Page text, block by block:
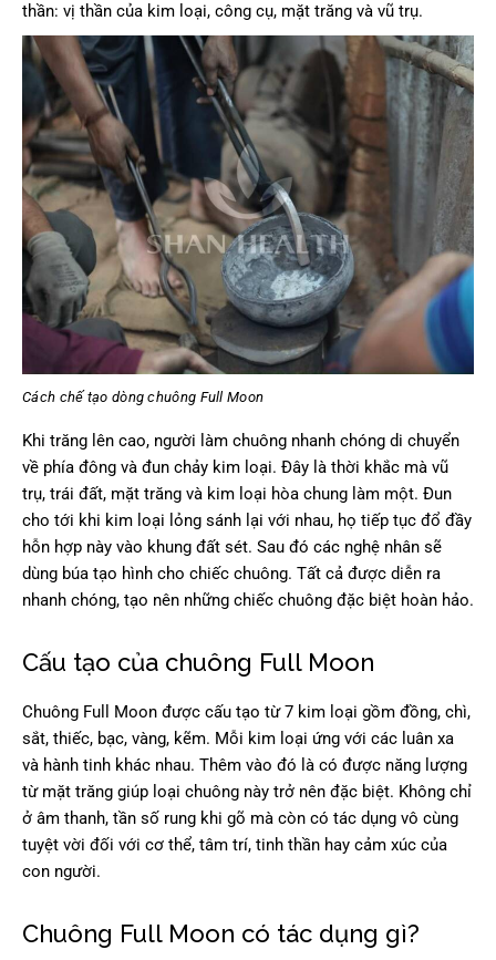
thần: vị thần của kim loại, công cụ, mặt trăng và vũ trụ.
Cách chế tạo dòng chuông Full Moon
Khi trăng lên cao, người làm chuông nhanh chóng di chuyển
về phía đông và đun chảy kim loại. Đây là thời khắc mà vũ
trụ, trái đất, mặt trăng và kim loại hòa chung làm một. Đun
cho tới khi kim loại lỏng sánh lại với nhau, họ tiếp tục đổ đầy
hỗn hợp này vào khung đất sét. Sau đó các nghệ nhân sẽ
dùng búa tạo hình cho chiếc chuông. Tất cả được diễn ra
nhanh chóng, tạo nên những chiếc chuông đặc biệt hoàn hảo.
Cấu tạo của chuông Full Moon
Chuông Full Moon được cấu tạo từ 7 kim loại gồm đồng, chì,
sắt, thiếc, bạc, vàng, kẽm. Mỗi kim loại ứng với các luân xa
và hành tinh khác nhau. Thêm vào đó là có được năng lượng
từ mặt trăng giúp loại chuông này trở nên đặc biệt. Không chỉ
ở âm thanh, tần số rung khi gõ mà còn có tác dụng vô cùng
tuyệt vời đối với cơ thể, tâm trí, tinh thần hay cảm xúc của
con người.
Chuông Full Moon có tác dụng gì?